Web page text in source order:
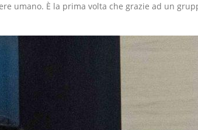
umano. È la prima volta che grazie ad un